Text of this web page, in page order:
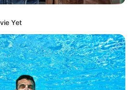
bánta megy, hogy egy a
vagyis egy éve eljött a
lépnie kellett, mert
abban a közegben. –
is, pedig
év után járt volna.
Yet